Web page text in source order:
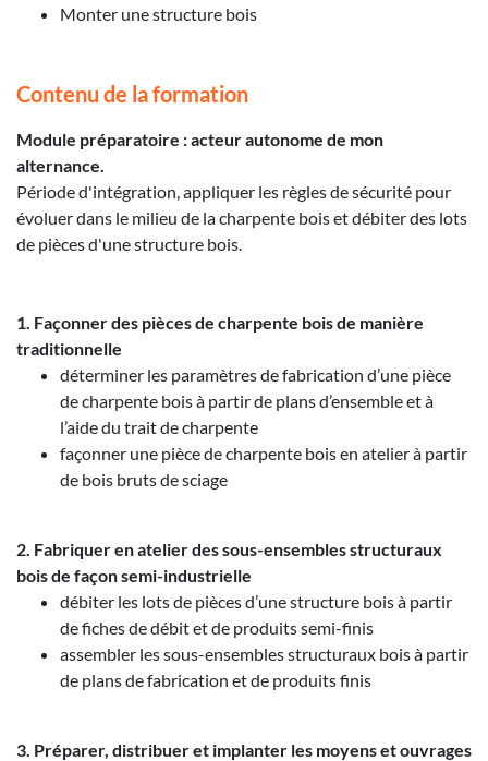
Monter une structure bois
Contenu de la formation
Module préparatoire : acteur autonome de mon
alternance.
Période d'intégration, appliquer les règles de sécurité pour
évoluer dans le milieu de la charpente bois et débiter des lots
de pièces d'une structure bois.
1. Façonner des pièces de charpente bois de manière
traditionnelle
déterminer les paramètres de fabrication d’une pièce
de charpente bois à partir de plans d’ensemble et à
l’aide du trait de charpente
façonner une pièce de charpente bois en atelier à partir
de bois bruts de sciage
2. Fabriquer en atelier des sous-ensembles structuraux
bois de façon semi-industrielle
débiter les lots de pièces d’une structure bois à partir
de fiches de débit et de produits semi-finis
assembler les sous-ensembles structuraux bois à partir
de plans de fabrication et de produits finis
3. Préparer, distribuer et implanter les moyens et ouvrages